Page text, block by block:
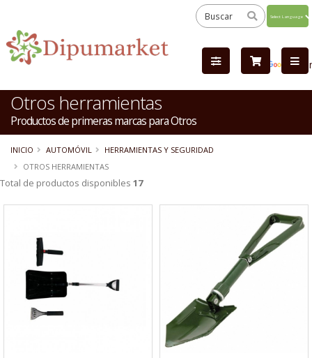
by
Otros herramientas
Productos de primeras marcas para Otros
INICIO AUTOMÓVIL
HERRAMIENTAS Y SEGURIDAD
OTROS HERRAMIENTAS
Total de productos disponibles 17